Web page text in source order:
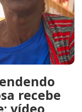
recebe
vídeo